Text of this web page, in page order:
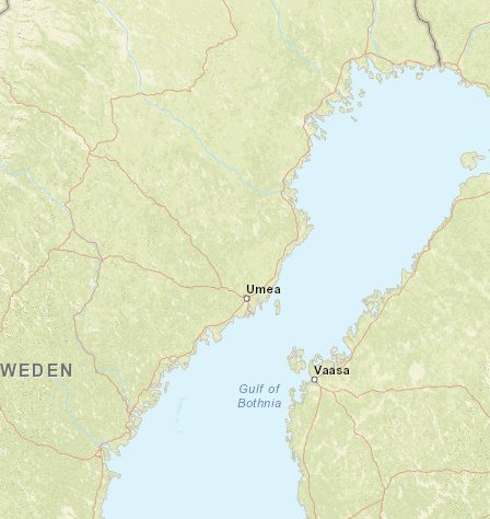
Jour 1
Bienvenue en Albanie !
Tirana